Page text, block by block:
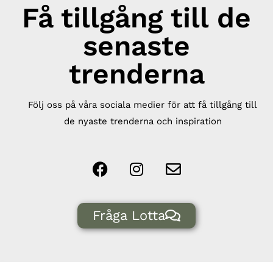
Få tillgång till de
senaste
trenderna
Följ oss på våra sociala medier för att få tillgång till
de nyaste trenderna och inspiration
Fråga Lotta